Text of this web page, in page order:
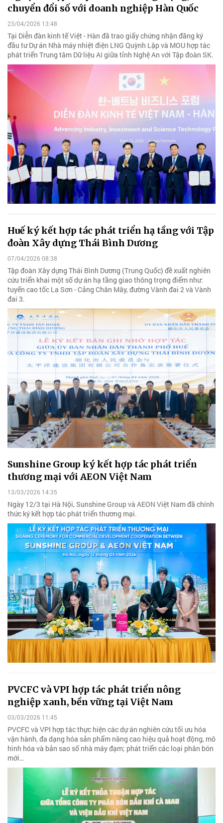
chuyển đổi số với doanh nghiệp Hàn Quốc
23/04/2026 13:48
Tại Diễn đàn kinh tế Việt - Hàn đã trao giấy chứng nhận đăng ký
đầu tư Dự án Nhà máy nhiệt điện LNG Quỳnh Lập và MOU hợp tác
phát triển Trung tâm Dữ liệu AI giữa tỉnh Nghệ An với Tập đoàn SK.
Huế ký kết hợp tác phát triển hạ tầng với Tập
đoàn Xây dựng Thái Bình Dương
07/04/2026 08:38
Tập đoàn Xây dựng Thái Bình Dương (Trung Quốc) đề xuất nghiên
cứu triển khai một số dự án hạ tầng giao thông trọng điểm như:
tuyến cao tốc La Sơn - Cảng Chân Mây, đường Vành đai 2 và Vành
đai 3.
Sunshine Group ký kết hợp tác phát triển
thương mại với AEON Việt Nam
13/03/2026 14:35
Ngày 12/3 tại Hà Nội, Sunshine Group và AEON Việt Nam đã chính
thức ký kết hợp tác phát triển thương mại.
PVCFC và VPI hợp tác phát triển nông
nghiệp xanh, bền vững tại Việt Nam
03/03/2026 11:45
PVCFC và VPI hợp tác thực hiện các dự án nghiên cứu tối ưu hóa
vận hành, đa dạng hóa sản phẩm nâng cao hiệu quả hoạt động, mô
hình hóa và bản sao số nhà máy đạm; phát triển các loại phân bón
mới…